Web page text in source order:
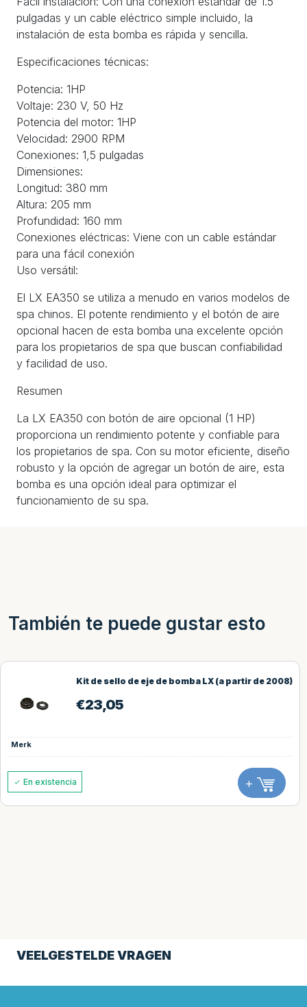
pulgadas y un cable eléctrico simple incluido, la
instalación de esta bomba es rápida y sencilla.
Especificaciones técnicas:
Potencia: 1HP
Voltaje: 230 V, 50 Hz
Potencia del motor: 1HP
Velocidad: 2900 RPM
Conexiones: 1,5 pulgadas
Dimensiones:
Longitud: 380 mm
Altura: 205 mm
Profundidad: 160 mm
Conexiones eléctricas: Viene con un cable estándar
para una fácil conexión
Uso versátil:
El LX EA350 se utiliza a menudo en varios modelos de
spa chinos. El potente rendimiento y el botón de aire
opcional hacen de esta bomba una excelente opción
para los propietarios de spa que buscan confiabilidad
y facilidad de uso.
Resumen
La LX EA350 con botón de aire opcional (1 HP)
proporciona un rendimiento potente y confiable para
los propietarios de spa. Con su motor eficiente, diseño
robusto y la opción de agregar un botón de aire, esta
bomba es una opción ideal para optimizar el
funcionamiento de su spa.
También te puede gustar esto
Kit de sello de eje de bomba LX (a partir de 2008)
€23,05
Merk
En existencia +
VEELGESTELDE VRAGEN